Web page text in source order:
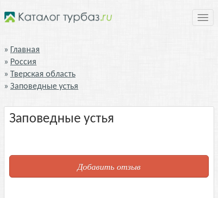
Главная
Россия
Тверская область
Заповедные устья
Заповедные устья
Добавить отзыв